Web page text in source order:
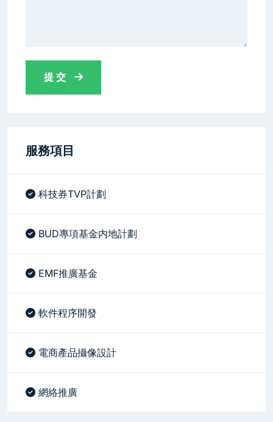
提 交
服務項目
科技券TVP計劃
BUD專項基金内地計劃
EMF推廣基金
軟件程序開發
電商產品攝像設計
網絡推廣